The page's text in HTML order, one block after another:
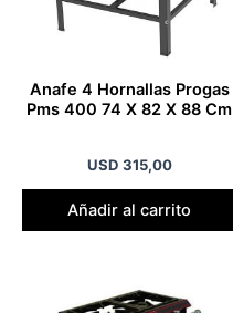
Anafe 4 Hornallas Progas
Pms 400 74 X 82 X 88 Cm
USD 315,00
Añadir al carrito